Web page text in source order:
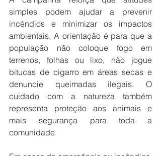
simples podem ajudar a prevenir
incêndios e minimizar os impactos
ambientais. A orientação é para que a
população não coloque fogo em
terrenos, folhas ou lixo, não jogue
bitucas de cigarro em áreas secas e
denuncie queimadas ilegais. O
cuidado com a natureza também
representa proteção aos animais e
mais segurança para toda a
comunidade.